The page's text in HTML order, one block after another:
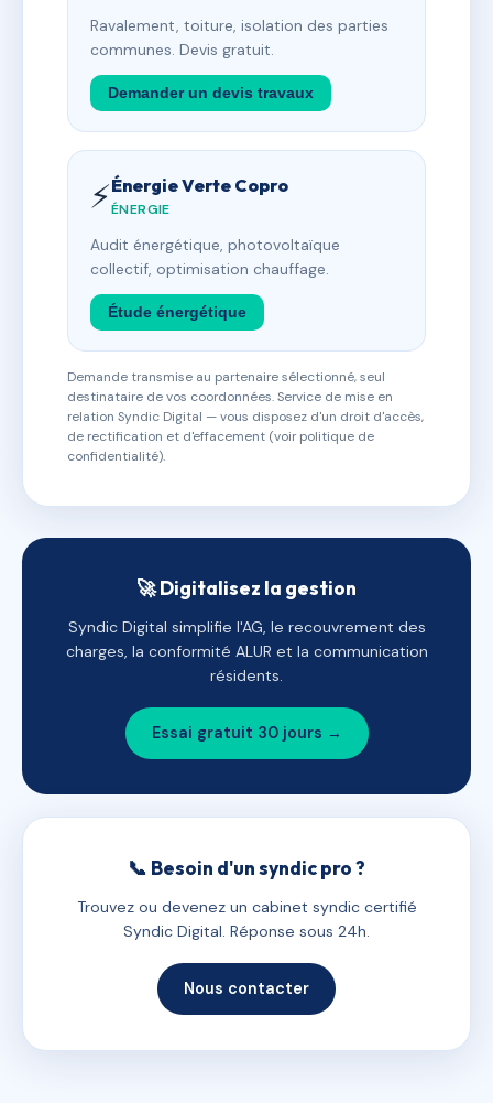
Ravalement, toiture, isolation des parties
communes. Devis gratuit.
Demander un devis travaux
⚡Énergie Verte Copro
ÉNERGIE
Audit énergétique, photovoltaïque
collectif, optimisation chauffage.
Étude énergétique
Demande transmise au partenaire sélectionné, seul
destinataire de vos coordonnées. Service de mise en
relation Syndic Digital — vous disposez d'un droit d'accès,
de rectification et d'effacement (voir politique de
confidentialité).
🚀 Digitalisez la gestion
Syndic Digital simplifie l'AG, le recouvrement des
charges, la conformité ALUR et la communication
résidents.
Essai gratuit 30 jours →
📞 Besoin d'un syndic pro ?
Trouvez ou devenez un cabinet syndic certifié
Syndic Digital. Réponse sous 24h.
Nous contacter